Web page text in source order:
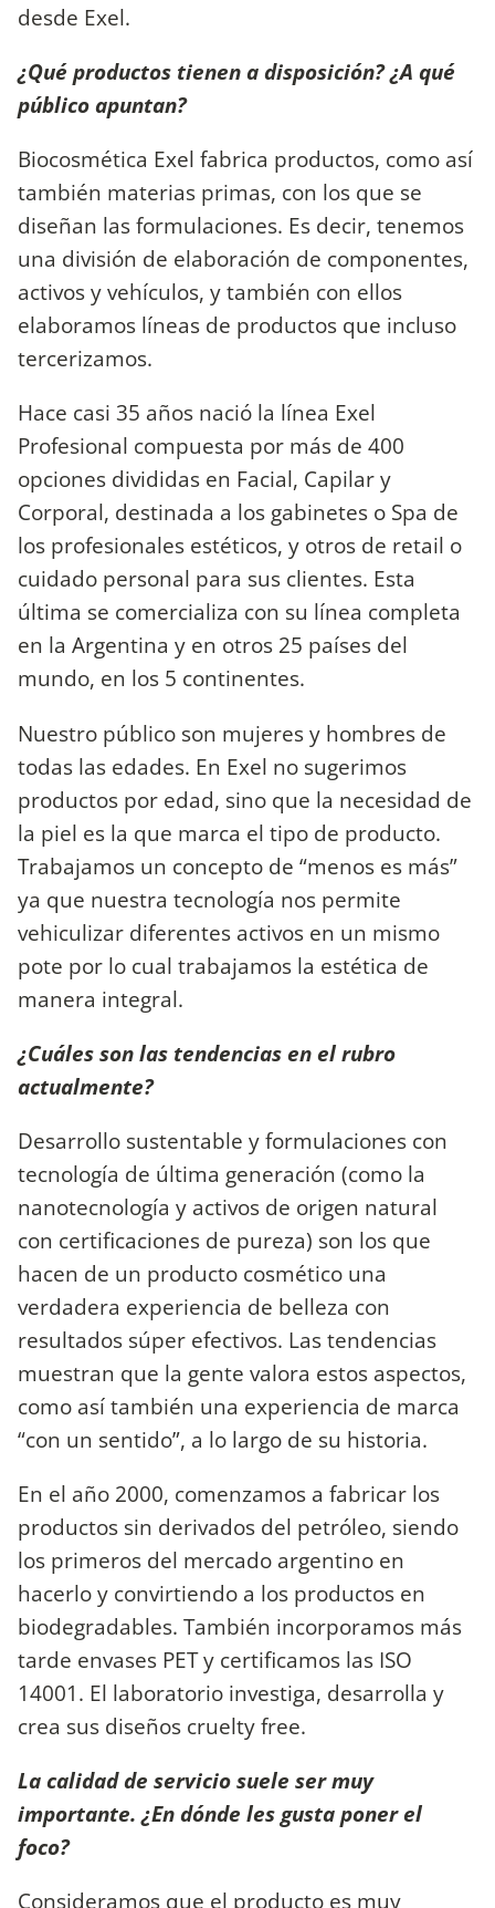
desde Exel.
¿Qué productos tienen a disposición? ¿A qué
público apuntan?
Biocosmética Exel fabrica productos, como así
también materias primas, con los que se
diseñan las formulaciones. Es decir, tenemos
una división de elaboración de componentes,
activos y vehículos, y también con ellos
elaboramos líneas de productos que incluso
tercerizamos.
Hace casi 35 años nació la línea Exel
Profesional compuesta por más de 400
opciones divididas en Facial, Capilar y
Corporal, destinada a los gabinetes o Spa de
los profesionales estéticos, y otros de retail o
cuidado personal para sus clientes. Esta
última se comercializa con su línea completa
en la Argentina y en otros 25 países del
mundo, en los 5 continentes.
Nuestro público son mujeres y hombres de
todas las edades. En Exel no sugerimos
productos por edad, sino que la necesidad de
la piel es la que marca el tipo de producto.
Trabajamos un concepto de “menos es más”
ya que nuestra tecnología nos permite
vehiculizar diferentes activos en un mismo
pote por lo cual trabajamos la estética de
manera integral.
¿Cuáles son las tendencias en el rubro
actualmente?
Desarrollo sustentable y formulaciones con
tecnología de última generación (como la
nanotecnología y activos de origen natural
con certificaciones de pureza) son los que
hacen de un producto cosmético una
verdadera experiencia de belleza con
resultados súper efectivos. Las tendencias
muestran que la gente valora estos aspectos,
como así también una experiencia de marca
“con un sentido”, a lo largo de su historia.
En el año 2000, comenzamos a fabricar los
productos sin derivados del petróleo, siendo
los primeros del mercado argentino en
hacerlo y convirtiendo a los productos en
biodegradables. También incorporamos más
tarde envases PET y certificamos las ISO
14001. El laboratorio investiga, desarrolla y
crea sus diseños cruelty free.
La calidad de servicio suele ser muy
importante. ¿En dónde les gusta poner el
foco?
Consideramos que el producto es muy